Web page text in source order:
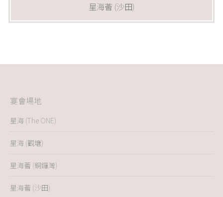
星海薈 (沙田)
宴會場地
星海 (The ONE)
星海 (觀塘)
星海薈 (銅鑼灣)
星海薈 (沙田)